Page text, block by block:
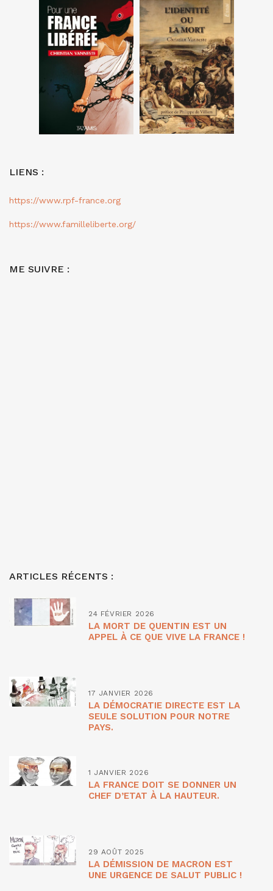
LIENS :
https://www.rpf-france.org
https://www.familleliberte.org/
ME SUIVRE :
ARTICLES RÉCENTS :
24 FÉVRIER 2026
LA MORT DE QUENTIN EST UN
APPEL À CE QUE VIVE LA FRANCE !
17 JANVIER 2026
LA DÉMOCRATIE DIRECTE EST LA
SEULE SOLUTION POUR NOTRE
PAYS.
1 JANVIER 2026
LA FRANCE DOIT SE DONNER UN
CHEF D’ETAT À LA HAUTEUR.
29 AOÛT 2025
LA DÉMISSION DE MACRON EST
UNE URGENCE DE SALUT PUBLIC !